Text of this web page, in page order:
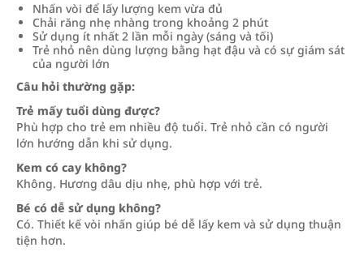
Nhấn vòi để lấy lượng kem vừa đủ
Chải răng nhẹ nhàng trong khoảng 2 phút
Sử dụng ít nhất 2 lần mỗi ngày (sáng và tối)
Trẻ nhỏ nên dùng lượng bằng hạt đậu và có sự giám sát
của người lớn
Câu hỏi thường gặp:
Trẻ mấy tuổi dùng được?
Phù hợp cho trẻ em nhiều độ tuổi. Trẻ nhỏ cần có người
lớn hướng dẫn khi sử dụng.
Kem có cay không?
Không. Hương dâu dịu nhẹ, phù hợp với trẻ.
Bé có dễ sử dụng không?
Có. Thiết kế vòi nhấn giúp bé dễ lấy kem và sử dụng thuận
tiện hơn.